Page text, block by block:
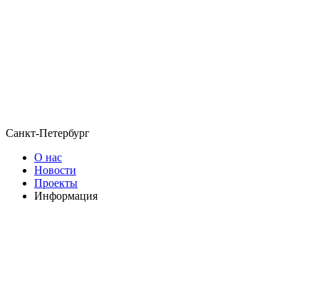
Санкт-Петербург
О нас
Новости
Проекты
Информация